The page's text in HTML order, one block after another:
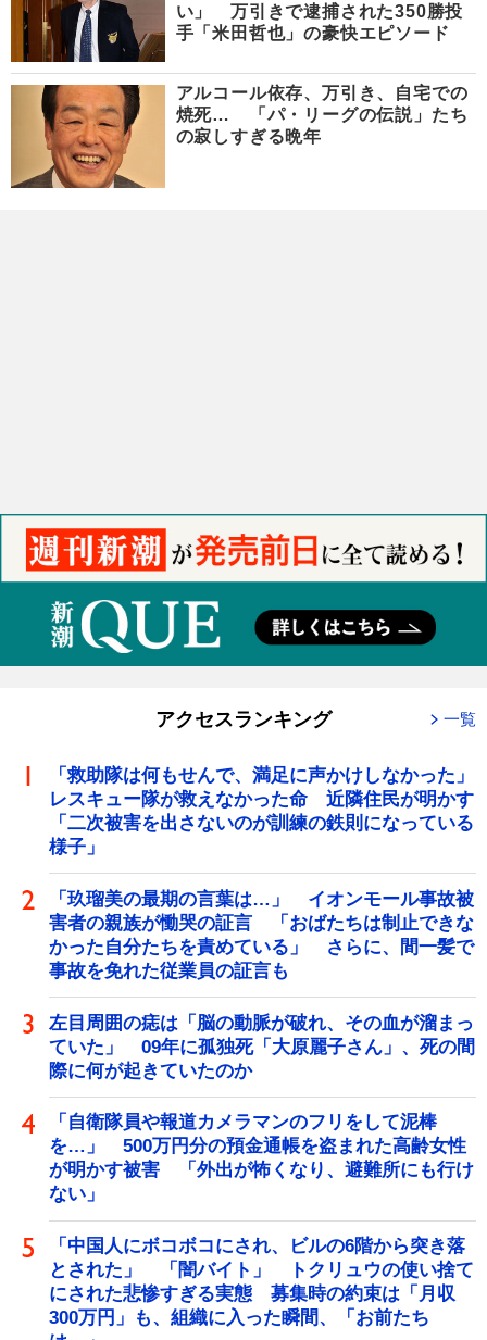
い」 万引きで逮捕された350勝投
手「米田哲也」の豪快エピソード
アルコール依存、万引き、自宅での
焼死… 「パ・リーグの伝説」たち
の寂しすぎる晩年
アクセスランキング 一覧
「救助隊は何もせんで、満足に声かけしなかった」
レスキュー隊が救えなかった命 近隣住民が明かす
「二次被害を出さないのが訓練の鉄則になっている
様子」
「玖瑠美の最期の言葉は…」 イオンモール事故被
害者の親族が慟哭の証言 「おばたちは制止できな
かった自分たちを責めている」 さらに、間一髪で
事故を免れた従業員の証言も
左目周囲の痣は「脳の動脈が破れ、その血が溜まっ
ていた」 09年に孤独死「大原麗子さん」、死の間
際に何が起きていたのか
「自衛隊員や報道カメラマンのフリをして泥棒
を…」 500万円分の預金通帳を盗まれた高齢女性
が明かす被害 「外出が怖くなり、避難所にも行け
ない」
「中国人にボコボコにされ、ビルの6階から突き落
とされた」 「闇バイト」 トクリュウの使い捨て
にされた悲惨すぎる実態 募集時の約束は「月収
300万円」も、組織に入った瞬間、「お前たち